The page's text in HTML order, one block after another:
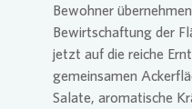
Bewohner
Bewirtschaftung der
jetzt auf die reiche
gemeinsamen
Salate, aromatische